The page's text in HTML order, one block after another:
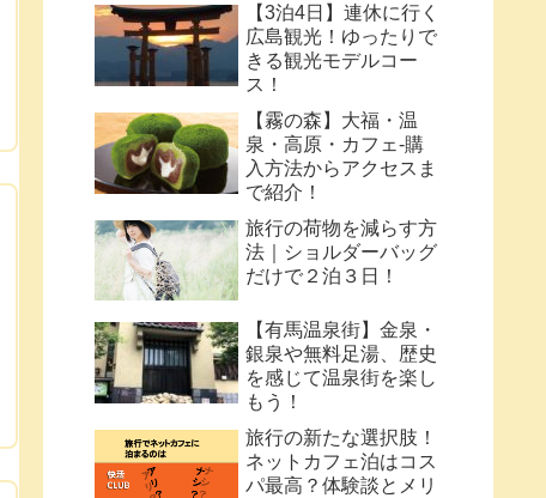
【3泊4日】連休に行く
広島観光！ゆったりで
きる観光モデルコー
ス！
【霧の森】大福・温
泉・高原・カフェ-購
入方法からアクセスま
で紹介！
旅行の荷物を減らす方
法｜ショルダーバッグ
だけで２泊３日！
【有馬温泉街】金泉・
銀泉や無料足湯、歴史
を感じて温泉街を楽し
もう！
旅行の新たな選択肢！
ネットカフェ泊はコス
パ最高？体験談とメリ